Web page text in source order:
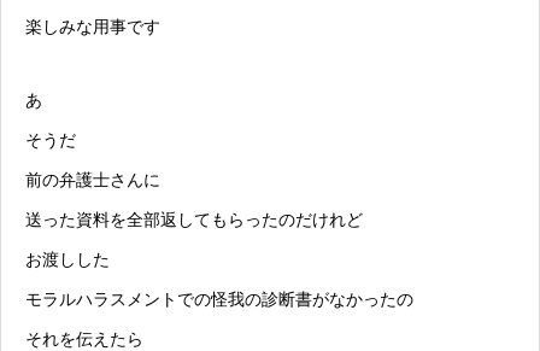
楽しみな用事です
あ
そうだ
前の弁護士さんに
送った資料を全部返してもらったのだけれど
お渡しした
モラルハラスメント での怪我の診断書がなかったの
それを伝えたら